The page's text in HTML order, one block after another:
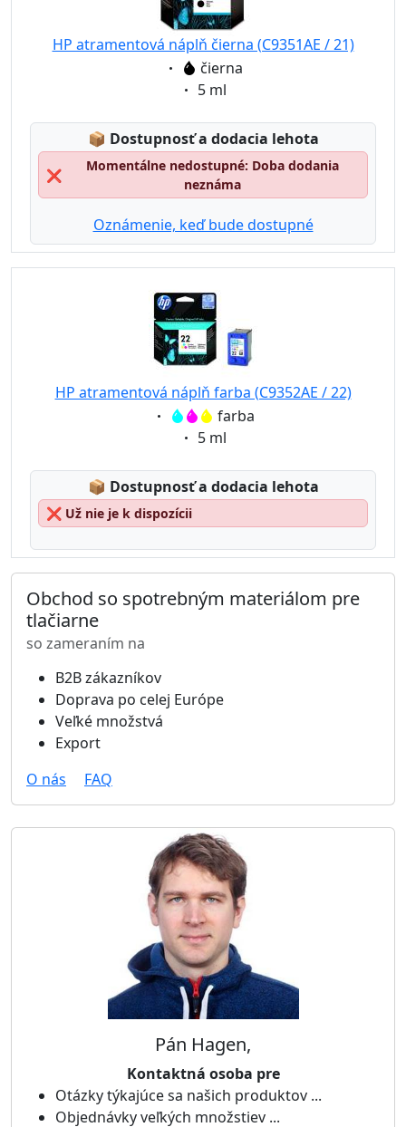
HP atramentová náplň čierna (C9351AE / 21)
Eigenschaft:
čierna
Eigenschaft:
5 ml
📦 Lagerstatus:
Dostupnosť a dodacia lehota
❌
Momentálne nedostupné: Doba dodania
neznáma
Oznámenie, keď bude dostupné
HP atramentová náplň farba (C9352AE / 22)
Eigenschaft:farba
Eigenschaft:
5 ml
📦 Lagerstatus:
Dostupnosť a dodacia lehota
❌ Už nie je k dispozícii
Obchod so spotrebným materiálom pre
tlačiarne
so zameraním na
B2B zákazníkov
Doprava po celej Európe
Veľké množstvá
Export
O nás
FAQ
Pán Hagen,
Kontaktná osoba pre
Otázky týkajúce sa našich produktov ...
Objednávky veľkých množstiev ...